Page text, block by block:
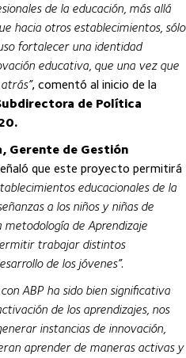
de la educación, más allá
hacia otros establecimientos, sólo
fortalecer una identidad
educativa, que una vez que
, comentó al inicio de la
de Política
Gerente de Gestión
que este proyecto permitirá
educacionales de la
a los niños y niñas de
de Aprendizaje
trabajar distintos
de los jóvenes”.
ABP ha sido bien significativa
de los aprendizajes, nos
instancias de innovación,
aprender de maneras activas y